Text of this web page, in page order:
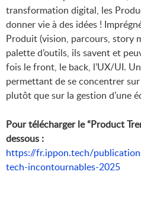
transformation digital, les
donner vie à des idées !
Produit (vision, parcours, story
palette d’outils, ils savent et
fois le front, le back, l’UX/UI.
permettant de se concentrer
plutôt que sur la gestion d’une
Pour télécharger le “Product
dessous :
https://fr.ippon.tech/
tech-incontournables-2025